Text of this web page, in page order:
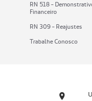
RN 518 -
Financeiro
RN 309 - Reajustes
Trabalhe Conosco